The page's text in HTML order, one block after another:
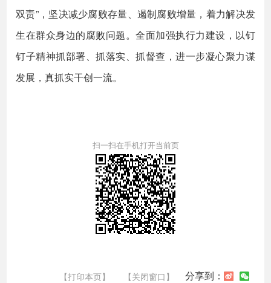
双责”，坚决减少腐败存量、遏制腐败增量，着力解决发
生在群众身边的腐败问题。全面加强执行力建设，以钉
钉子精神抓部署、抓落实、抓督查，进一步凝心聚力谋
发展，真抓实干创一流。
扫一扫在手机打开当前页
【打印本页】 【关闭窗口】 分享到：